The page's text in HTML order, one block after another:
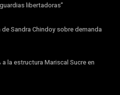
libertadoras”
Sandra Chindoy sobre demanda
la estructura Mariscal Sucre en